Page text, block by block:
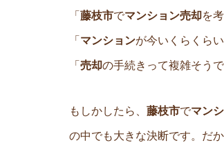
「 藤枝市でマンション売却を
「 マンションが今いくらくら
「 売却の手続きって複雑そう
もしかしたら、 藤枝市でマン
の中でも大きな決断です。だ